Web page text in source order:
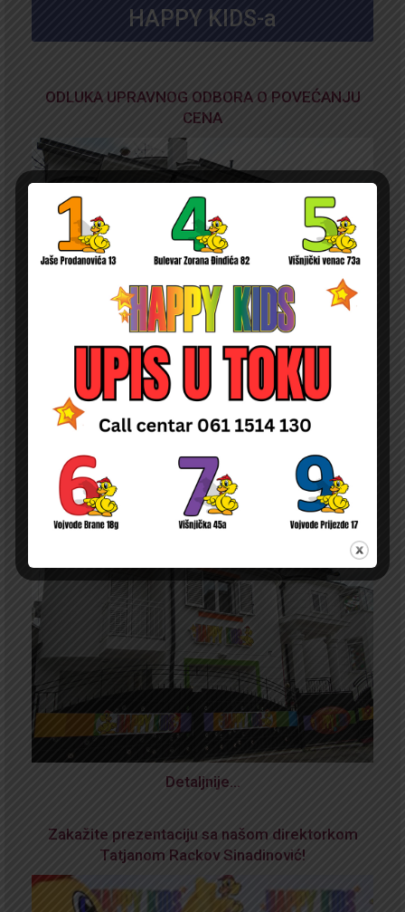
HAPPY KIDS-a
ODLUKA UPRAVNOG ODBORA O POVEĆANJU
CENA
ODLUKA O PRAVU NA NAKNADU DELA TROŠKOVA BORAVKA DECE U
PU ČIJI JE OSNIVAČ DURGO PRAVNO ILI FIZIČKO LICE NA TERITORIJI
GRADA BEOGRADA
Detaljnije…
Zakažite prezentaciju sa našom direktorkom
Tatjanom Rackov Sinadinović!